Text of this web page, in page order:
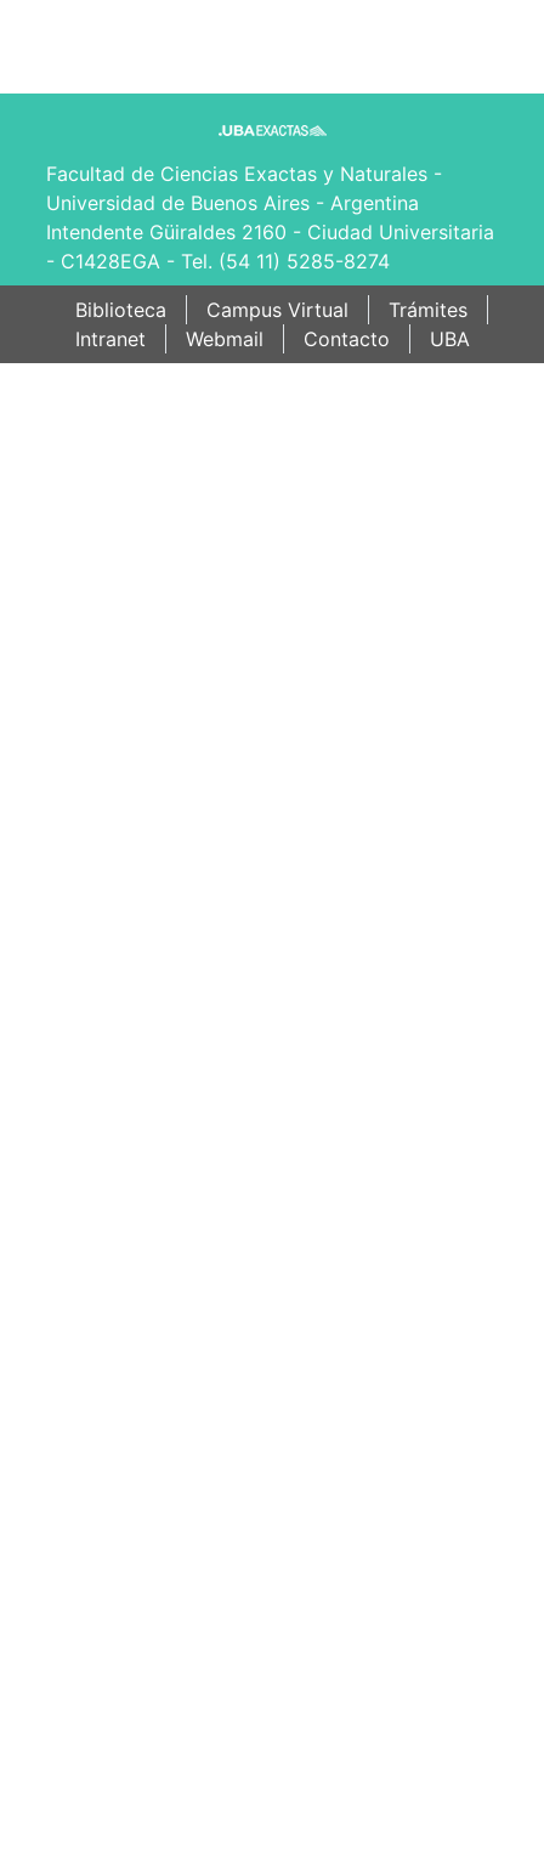
Facultad de Ciencias Exactas y Naturales -
Universidad de Buenos Aires - Argentina
Intendente Güiraldes 2160 - Ciudad Universitaria
- C1428EGA - Tel. (54 11) 5285-8274
Biblioteca
Campus Virtual
Trámites
Intranet
Webmail Contacto UBA